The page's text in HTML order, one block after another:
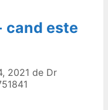
cand este
2021 de Dr